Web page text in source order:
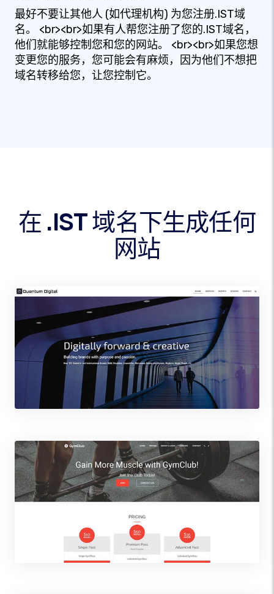
最好不要让其他人 (如代理机构) 为您注册.IST域
名。 <br><br>如果有人帮您注册了您的.IST域名，
他们就能够控制您和您的网站。 <br><br>如果您想
变更您的服务，您可能会有麻烦，因为他们不想把
域名转移给您，让您控制它。
在 .IST 域名下生成任何
网站